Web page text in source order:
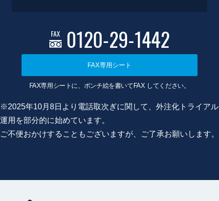
FAX 0120-29-1442
FAX専用シート
FAX専用シートに、ポンチ絵を書いてFAX してください。
※2025年10月8日より電話取次ぎに関して、外注化トライアル
運用を部分的に始めています。
ご不便おかけすることもございますが、ご了承お願いします。